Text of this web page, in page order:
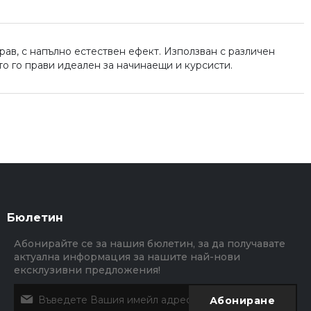
с напълно естествен ефект. Използван с различен
го прави идеален за начинаещи и курсисти.
Бюлетин
Абонирайте се за нашия бюлетин, за да получавате
актуална информация за нашите най-нови
ексклузивни предложения!
Абониране